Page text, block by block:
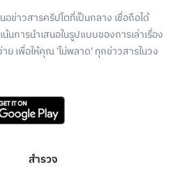
อข่าวสารคริปโตที่เป็นกลาง เชื่อถือได้
นการนำเสนอในรูปแบบของการเล่าเรื่อง
าย เพื่อให้คุณ 'ไม่พลาด' ทุกข่าวสารในวง
สำรวจ